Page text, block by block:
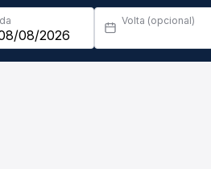
Volta (opcional)